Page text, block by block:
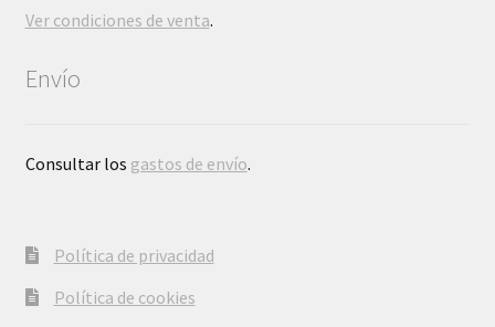
Ver condiciones de venta.
Envío
Consultar los gastos de envío.
Política de privacidad
Política de cookies